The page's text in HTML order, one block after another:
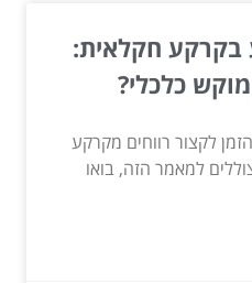
בקרקע חקלאית:
כלכלי?
לקצור רווחים מקרקע
למאמר הזה, בואו